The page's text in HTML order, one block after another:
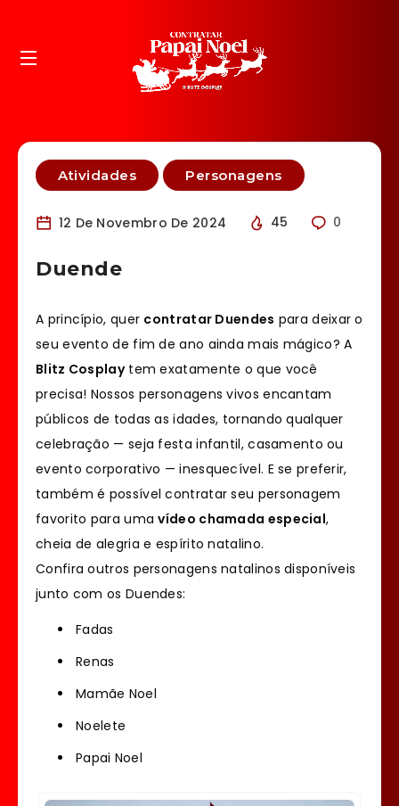
Atividades Personagens
12 De Novembro De 2024 45 0
Duende
A princípio, quer contratar Duendes para deixar o
seu evento de fim de ano ainda mais mágico? A
Blitz Cosplaytem exatamente o que você
precisa! Nossos personagens vivos encantam
públicos de todas as idades, tornando qualquer
celebração — seja festa infantil, casamento ou
evento corporativo — inesquecível. E se preferir,
também é possível contratar seu personagem
favorito para umavídeo chamada especial,
cheia de alegria e espírito natalino.
Confira outros personagens natalinos disponíveis
junto com os Duendes:
Fadas
Renas
Mamãe Noel
Noelete
Papai Noel